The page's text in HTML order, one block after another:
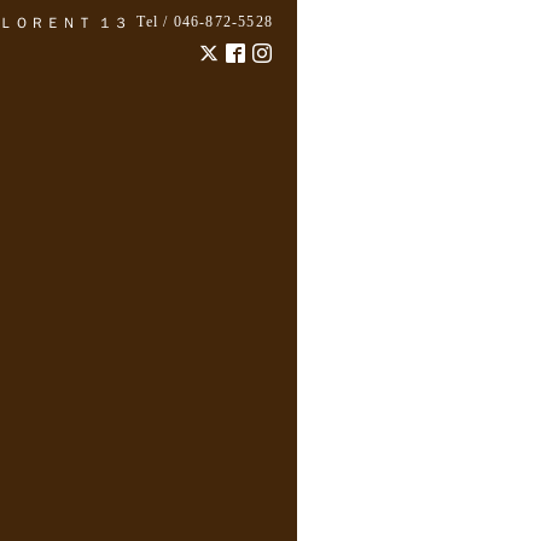
ＯＲＥＮＴ １３ Tel / 046-872-5528